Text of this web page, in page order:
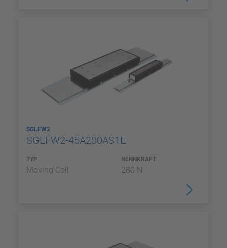
SGLFW2
SGLFW2-45A200AS1E
TYP
Moving Coil
NENNKRAFT
280 N